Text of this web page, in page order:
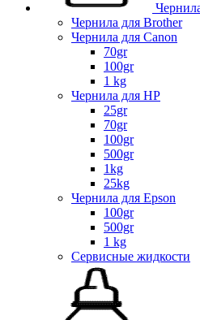
Чернила для Brother
Чернила для Canon
70gr
100gr
1 kg
Чернила для HP
25gr
70gr
100gr
500gr
1kg
25kg
Чернила для Epson
100gr
500gr
1 kg
Сервисные жидкости